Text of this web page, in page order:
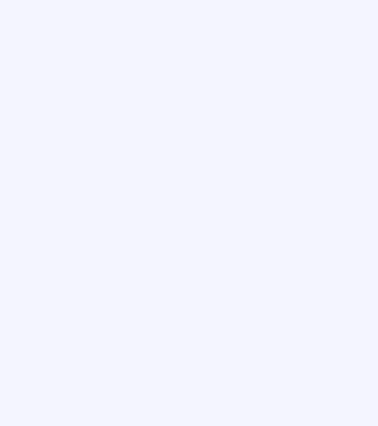
規事業の成長も支える法務担当（リモート可）
内外の新規事業やM&Aを支える法務担当
識を身につける！法務メンバー募集